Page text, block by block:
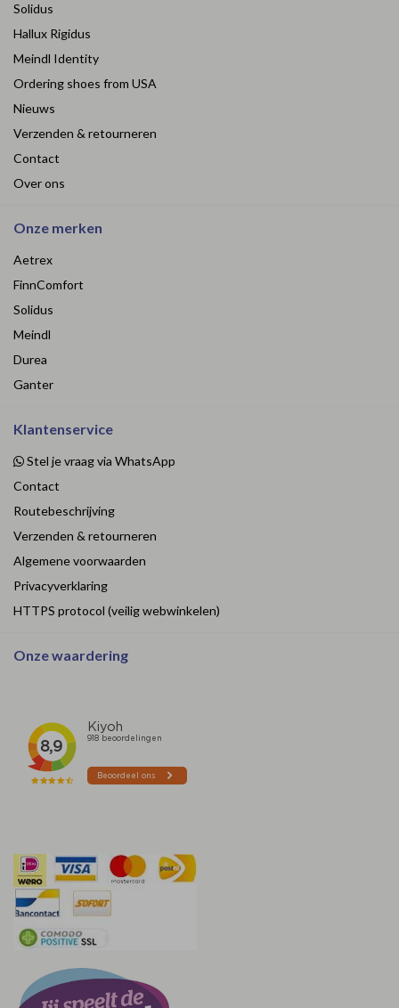
Solidus
Hallux Rigidus
Meindl Identity
Ordering shoes from USA
Nieuws
Verzenden & retourneren
Contact
Over ons
Onze merken
Aetrex
FinnComfort
Solidus
Meindl
Durea
Ganter
Klantenservice
Stel je vraag via WhatsApp
Contact
Routebeschrijving
Verzenden & retourneren
Algemene voorwaarden
Privacyverklaring
HTTPS protocol (veilig webwinkelen)
Onze waardering